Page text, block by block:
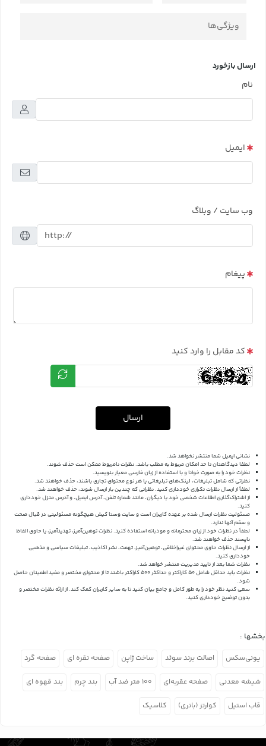
ویژگی‌ها
ارسال بازخورد
نام
ایمیل
وب سایت / وبلاگ
پیغام
کد مقابل را وارد کنید
ارسال
نشانی ایمیل شما منتشر نخواهد شد.
لطفا دیدگاهتان تا حد امکان مربوط به مطلب باشد. نظرات نامربوط ممکن است حذف شوند.
نظرات خود را به صورت خوانا و با استفاده از زبان فارسی معیار بنویسید.
نظراتی که شامل تبلیغات، لینک‌های تبلیغاتی یا هر نوع محتوای تجاری باشند، حذف خواهند شد.
لطفاً از ارسال نظرات تکراری خودداری کنید. نظراتی که چندین بار ارسال شوند، حذف خواهند شد.
از اشتراک‌گذاری اطلاعات شخصی خود یا دیگران، مانند شماره تلفن، آدرس ایمیل، و آدرس منزل خودداری
کنید.
مسئولیت نظرات ارسال شده بر عهده کاربران است و سایت وستا کیش هیچگونه مسئولیتی در قبال صحت
و سقم آنها ندارد.
لطفاً در نظرات خود از زبان محترمانه و مودبانه استفاده کنید. نظرات توهین‌آمیز، تهدیدآمیز، یا حاوی الفاظ
ناپسند حذف خواهند شد.
از ارسال نظرات حاوی محتوای غیراخلاقی، توهین‌آمیز، تهمت، نشر اکاذیب، تبلیغات سیاسی و مذهبی
خودداری کنید.
نظرات شما بعد از تایید مدیریت منتشر خواهد شد.
نظرات باید حداقل شامل 50 کاراکتر و حداکثر 500 کاراکتر باشند تا از محتوای مختصر و مفید اطمینان حاصل
شود.
سعی کنید نظر خود را به طور کامل و جامع بیان کنید تا به سایر کاربران کمک کند.از ارائه نظرات مختصر و
بدون توضیح خودداری کنید.
بخشها :
یونی‌سکس اصالت برند سوئد ساخت ژاپن صفحه نقره ای صفحه گرد
شیشه معدنی صفحه عقربه‌ای ۱۰۰ متر ضد آب بند چرم بند قهوه ای
قاب استیل کوارتز (باتری) کلاسیک